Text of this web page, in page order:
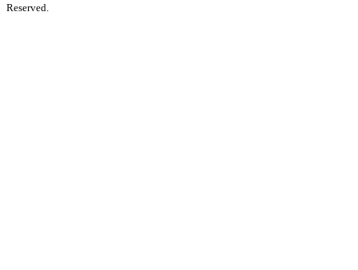
Reserved.